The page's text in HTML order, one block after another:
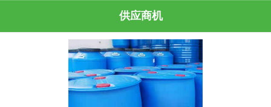
供应商机